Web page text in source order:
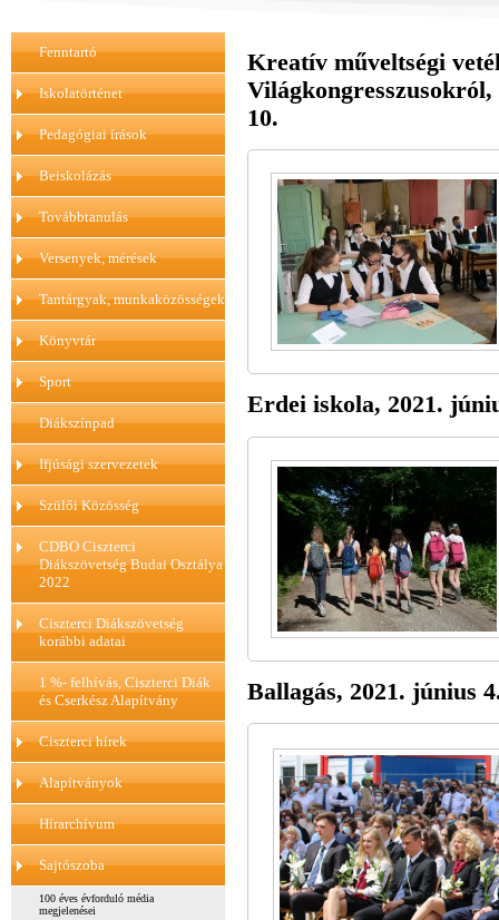
Fenntartó
Iskolatörténet
Pedagógiai írások
Beiskolázás
Továbbtanulás
Versenyek, mérések
Tantárgyak, munkaközösségek
Könyvtár
Sport
Diákszínpad
Ifjúsági szervezetek
Szülői Közösség
CDBO Ciszterci
Diákszövetség Budai Osztálya
2022
Ciszterci Diákszövetség
korábbi adatai
1 %- felhívás, Ciszterci Diák
és Cserkész Alapítvány
Ciszterci hírek
Alapítványok
Hírarchívum
Sajtószoba
100 éves évforduló média
megjelenései
Kreatív műveltségi
10.
Erdei iskola, 2021.
Ballagás, 2021. június